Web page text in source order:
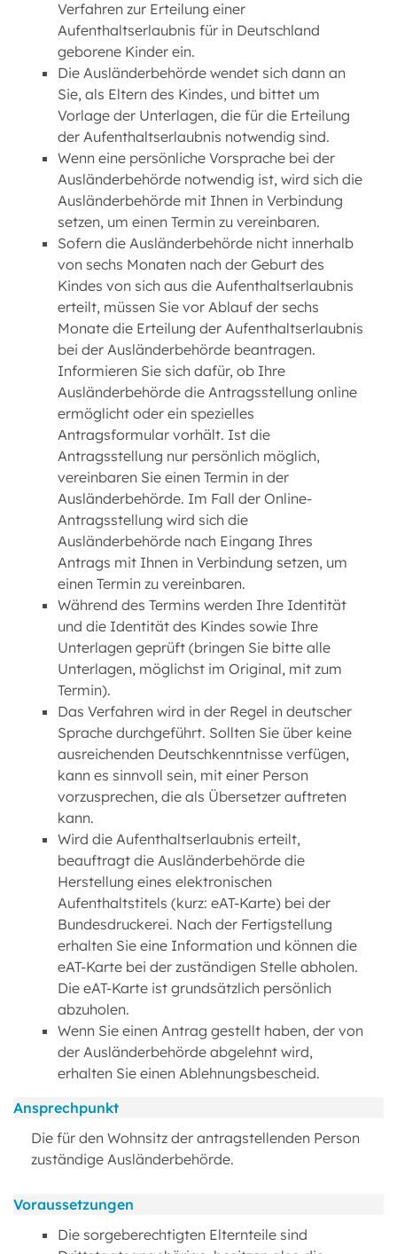
Verfahren zur Erteilung einer
Aufenthaltserlaubnis für in Deutschland
geborene Kinder ein.
Die Ausländerbehörde wendet sich dann an
Sie, als Eltern des Kindes, und bittet um
Vorlage der Unterlagen, die für die Erteilung
der Aufenthaltserlaubnis notwendig sind.
Wenn eine persönliche Vorsprache bei der
Ausländerbehörde notwendig ist, wird sich die
Ausländerbehörde mit Ihnen in Verbindung
setzen, um einen Termin zu vereinbaren.
Sofern die Ausländerbehörde nicht innerhalb
von sechs Monaten nach der Geburt des
Kindes von sich aus die Aufenthaltserlaubnis
erteilt, müssen Sie vor Ablauf der sechs
Monate die Erteilung der Aufenthaltserlaubnis
bei der Ausländerbehörde beantragen.
Informieren Sie sich dafür, ob Ihre
Ausländerbehörde die Antragsstellung online
ermöglicht oder ein spezielles
Antragsformular vorhält. Ist die
Antragsstellung nur persönlich möglich,
vereinbaren Sie einen Termin in der
Ausländerbehörde. Im Fall der Online-
Antragsstellung wird sich die
Ausländerbehörde nach Eingang Ihres
Antrags mit Ihnen in Verbindung setzen, um
einen Termin zu vereinbaren.
Während des Termins werden Ihre Identität
und die Identität des Kindes sowie Ihre
Unterlagen geprüft (bringen Sie bitte alle
Unterlagen, möglichst im Original, mit zum
Termin).
Das Verfahren wird in der Regel in deutscher
Sprache durchgeführt. Sollten Sie über keine
ausreichenden Deutschkenntnisse verfügen,
kann es sinnvoll sein, mit einer Person
vorzusprechen, die als Übersetzer auftreten
kann.
Wird die Aufenthaltserlaubnis erteilt,
beauftragt die Ausländerbehörde die
Herstellung eines elektronischen
Aufenthaltstitels (kurz: eAT-Karte) bei der
Bundesdruckerei. Nach der Fertigstellung
erhalten Sie eine Information und können die
eAT-Karte bei der zuständigen Stelle abholen.
Die eAT-Karte ist grundsätzlich persönlich
abzuholen.
Wenn Sie einen Antrag gestellt haben, der von
der Ausländerbehörde abgelehnt wird,
erhalten Sie einen Ablehnungsbescheid.
Ansprechpunkt
Die für den Wohnsitz der antragstellenden Person
zuständige Ausländerbehörde.
Voraussetzungen
Die sorgeberechtigten Elternteile sind